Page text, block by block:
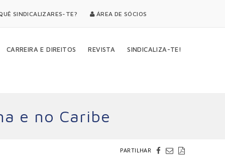
SINDICALIZARES-TE? ÁREA DE SÓCIOS
CARREIRA E DIREITOS REVISTA SINDICALIZA-TE!
e no Caribe
PARTILHAR